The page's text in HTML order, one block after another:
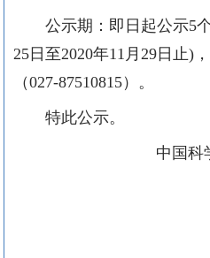
公示期：即日起公示5
25日至2020年11 月 29日止)
（027-87510815）。
特此公示。
中国科学